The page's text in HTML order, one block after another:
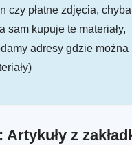
czy płatne zdjęcia,
sam kupuje te materiały,
adresy gdzie można
z